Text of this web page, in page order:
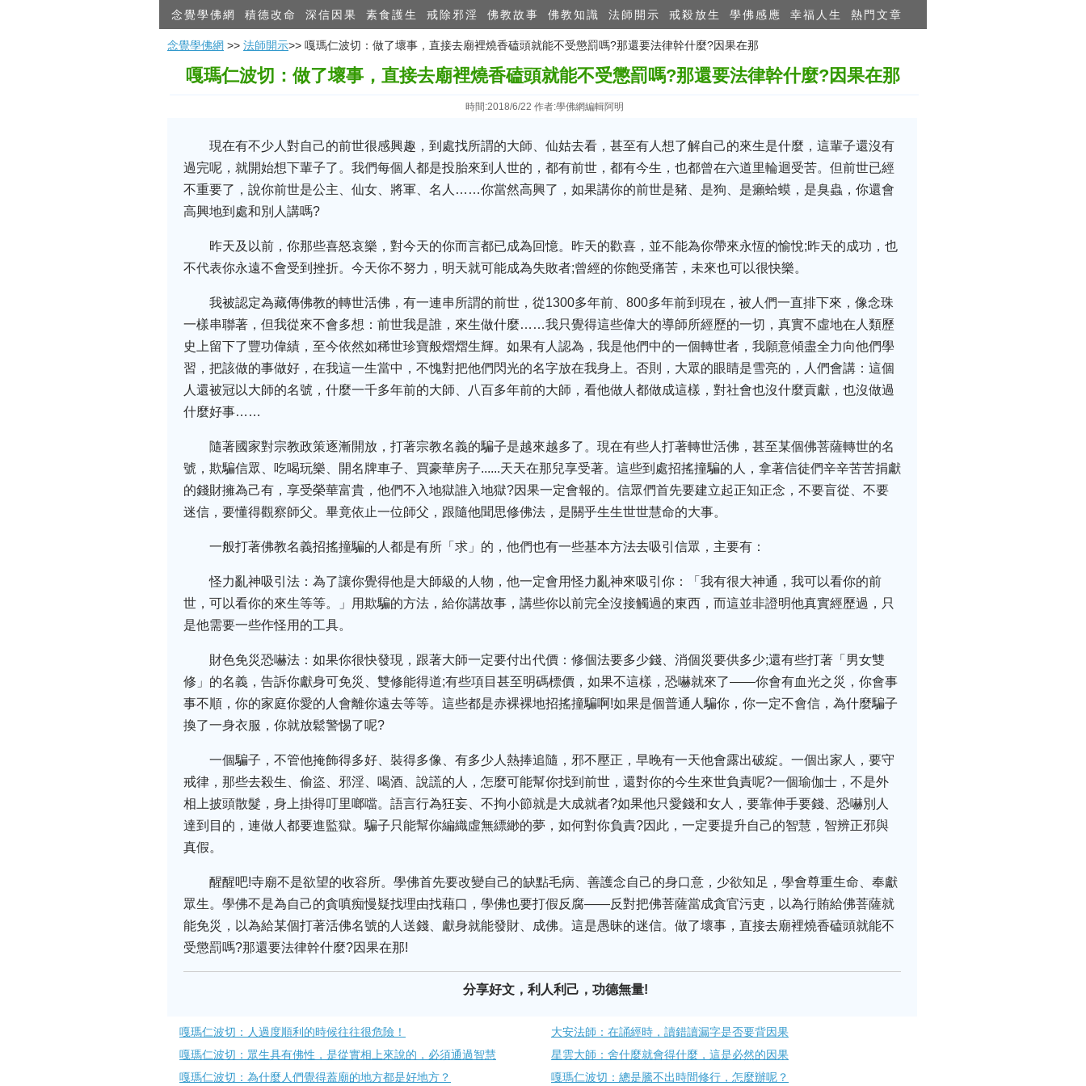
念覺學佛網 積德改命 深信因果 素食護生 戒除邪淫 佛教故事 佛教知識 法師開示 戒殺放生 學佛感應 幸福人生 熱門文章
念覺學佛網 >> 法師開示>> 嘎瑪仁波切：做了壞事，直接去廟裡燒香磕頭就能不受懲罰嗎?那還要法律幹什麼?因果在那
嘎瑪仁波切：做了壞事，直接去廟裡燒香磕頭就能不受懲罰嗎?那還要法律幹什麼?因果在那
時間:2018/6/22 作者:學佛網編輯阿明
現在有不少人對自己的前世很感興趣，到處找所謂的大師、仙姑去看，甚至有人想了解自己的來生是什麼，這輩子還沒有
過完呢，就開始想下輩子了。我們每個人都是投胎來到人世的，都有前世，都有今生，也都曾在六道里輪迴受苦。但前世已經
不重要了，說你前世是公主、仙女、將軍、名人……你當然高興了，如果講你的前世是豬、是狗、是癩蛤蟆，是臭蟲，你還會
高興地到處和別人講嗎?
昨天及以前，你那些喜怒哀樂，對今天的你而言都已成為回憶。昨天的歡喜，並不能為你帶來永恆的愉悅;昨天的成功，也
不代表你永遠不會受到挫折。今天你不努力，明天就可能成為失敗者;曾經的你飽受痛苦，未來也可以很快樂。
我被認定為藏傳佛教的轉世活佛，有一連串所謂的前世，從1300多年前、800多年前到現在，被人們一直排下來，像念珠
一樣串聯著，但我從來不會多想：前世我是誰，來生做什麼……我只覺得這些偉大的導師所經歷的一切，真實不虛地在人類歷
史上留下了豐功偉績，至今依然如稀世珍寶般熠熠生輝。如果有人認為，我是他們中的一個轉世者，我願意傾盡全力向他們學
習，把該做的事做好，在我這一生當中，不愧對把他們閃光的名字放在我身上。否則，大眾的眼睛是雪亮的，人們會講：這個
人還被冠以大師的名號，什麼一千多年前的大師、八百多年前的大師，看他做人都做成這樣，對社會也沒什麼貢獻，也沒做過
什麼好事……
隨著國家對宗教政策逐漸開放，打著宗教名義的騙子是越來越多了。現在有些人打著轉世活佛，甚至某個佛菩薩轉世的名
號，欺騙信眾、吃喝玩樂、開名牌車子、買豪華房子......天天在那兒享受著。這些到處招搖撞騙的人，拿著信徒們辛辛苦苦捐獻
的錢財擁為己有，享受榮華富貴，他們不入地獄誰入地獄?因果一定會報的。信眾們首先要建立起正知正念，不要盲從、不要
迷信，要懂得觀察師父。畢竟依止一位師父，跟隨他聞思修佛法，是關乎生生世世慧命的大事。
一般打著佛教名義招搖撞騙的人都是有所「求」的，他們也有一些基本方法去吸引信眾，主要有：
怪力亂神吸引法：為了讓你覺得他是大師級的人物，他一定會用怪力亂神來吸引你：「我有很大神通，我可以看你的前
世，可以看你的來生等等。」用欺騙的方法，給你講故事，講些你以前完全沒接觸過的東西，而這並非證明他真實經歷過，只
是他需要一些作怪用的工具。
財色免災恐嚇法：如果你很快發現，跟著大師一定要付出代價：修個法要多少錢、消個災要供多少;還有些打著「男女雙
修」的名義，告訴你獻身可免災、雙修能得道;有些項目甚至明碼標價，如果不這樣，恐嚇就來了——你會有血光之災，你會事
事不順，你的家庭你愛的人會離你遠去等等。這些都是赤裸裸地招搖撞騙啊!如果是個普通人騙你，你一定不會信，為什麼騙子
換了一身衣服，你就放鬆警惕了呢?
一個騙子，不管他掩飾得多好、裝得多像、有多少人熱捧追隨，邪不壓正，早晚有一天他會露出破綻。一個出家人，要守
戒律，那些去殺生、偷盜、邪淫、喝酒、說謊的人，怎麼可能幫你找到前世，還對你的今生來世負責呢?一個瑜伽士，不是外
相上披頭散髮，身上掛得叮里啷噹。語言行為狂妄、不拘小節就是大成就者?如果他只愛錢和女人，要靠伸手要錢、恐嚇別人
達到目的，連做人都要進監獄。騙子只能幫你編織虛無縹緲的夢，如何對你負責?因此，一定要提升自己的智慧，智辨正邪與
真假。
醒醒吧!寺廟不是欲望的收容所。學佛首先要改變自己的缺點毛病、善護念自己的身口意，少欲知足，學會尊重生命、奉獻
眾生。學佛不是為自己的貪嗔痴慢疑找理由找藉口，學佛也要打假反腐——反對把佛菩薩當成貪官污吏，以為行賄給佛菩薩就
能免災，以為給某個打著活佛名號的人送錢、獻身就能發財、成佛。這是愚昧的迷信。做了壞事，直接去廟裡燒香磕頭就能不
受懲罰嗎?那還要法律幹什麼?因果在那!
分享好文，利人利己，功德無量!
嘎瑪仁波切：人過度順利的時候往往很危險！
大安法師：在誦經時，讀錯讀漏​字是否要背因果
嘎瑪仁波切：眾生具有佛性，是從實相上來說的，必須通過智慧
星雲大師：舍什麼就會得什麼，這是必然的因果
嘎瑪仁波切：為什麼人們覺得蓋廟的地方都是好地方？
嘎瑪仁波切：總是騰不出時間修行，怎麼辦呢？